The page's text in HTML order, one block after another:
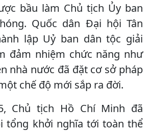
bầu làm Chủ tịch Ủy ban
Quốc dân Đại hội Tân
lập Uỷ ban dân tộc giải
đảm nhiệm chức năng như
nhà nước đã đặt cơ sở pháp
chế độ mới sắp ra đời.
Chủ tịch Hồ Chí Minh đã
tổng khởi nghĩa tới toàn thể